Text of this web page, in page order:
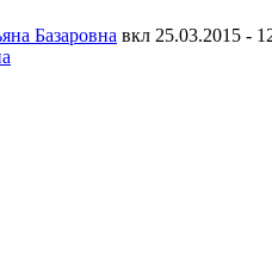
Базаровна вкл 25.03.2015 -